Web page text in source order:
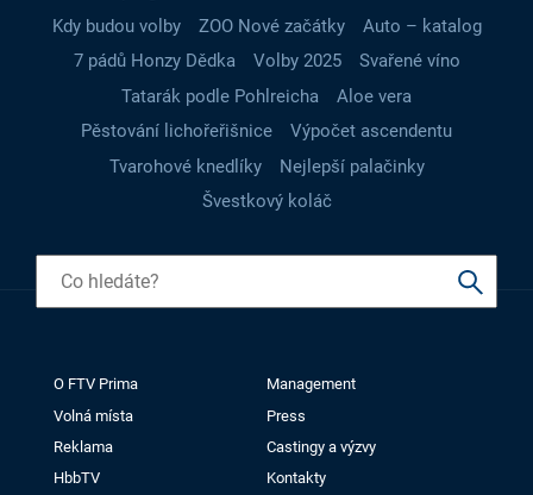
Kdy budou volby
ZOO Nové začátky
Auto – katalog
7 pádů Honzy Dědka
Volby 2025
Svařené víno
Tatarák podle Pohlreicha
Aloe vera
Pěstování lichořeřišnice
Výpočet ascendentu
Tvarohové knedlíky
Nejlepší palačinky
Švestkový koláč
O FTV Prima
Management
Volná místa
Press
Reklama
Castingy a výzvy
HbbTV
Kontakty